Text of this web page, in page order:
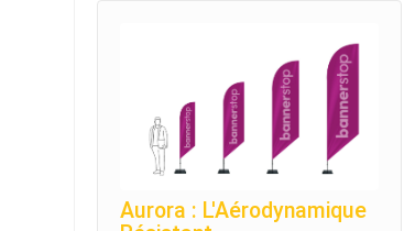
Aurora : L'Aérodynamique